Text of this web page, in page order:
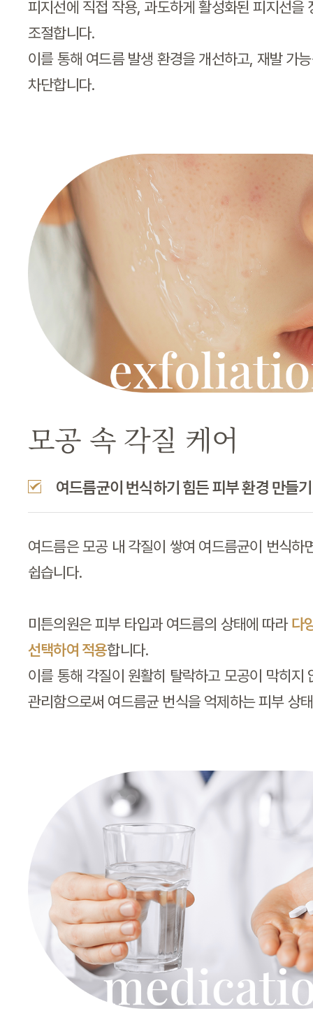
피지선에 직접 작용, 과도하게 활성화된 피지선을
조절합니다.
이를 통해 여드름 발생 환경을 개선하고, 재발 가
차단합니다.
모공 속 각질 케어
여드름균이 번식하기 힘든 피부 환경 만들기
여드름은 모공 내 각질이 쌓여 여드름균이 번식하
쉽습니다.
미튼의원은 피부 타입과 여드름의 상태에 따라다
선택하여 적용합니다.
이를 통해 각질이 원활히 탈락하고 모공이 막히지
관리함으로써 여드름균 번식을 억제하는 피부 상